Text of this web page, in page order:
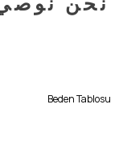
Beden Tablosu